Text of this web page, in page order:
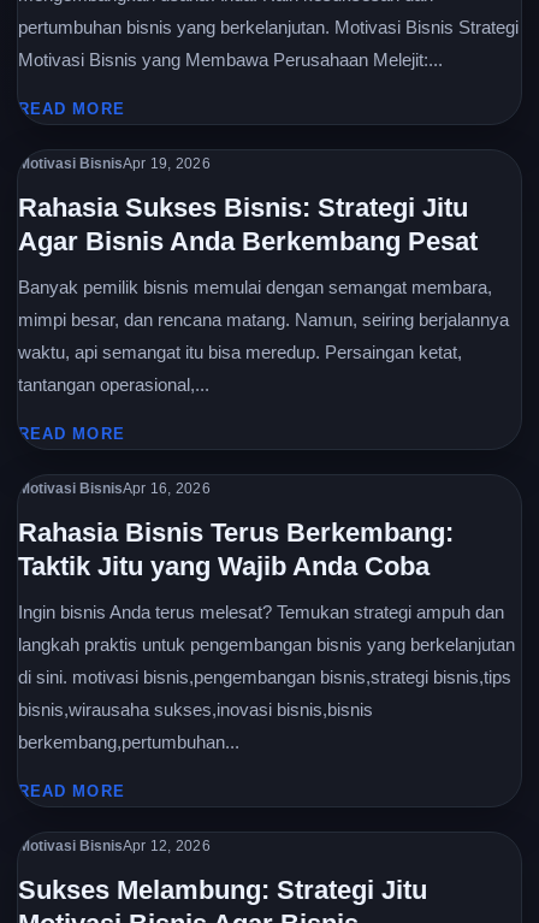
pertumbuhan bisnis yang berkelanjutan. Motivasi Bisnis Strategi
Motivasi Bisnis yang Membawa Perusahaan Melejit:...
READ MORE
Motivasi BisnisApr 19, 2026
Rahasia Sukses Bisnis: Strategi Jitu
Agar Bisnis Anda Berkembang Pesat
Banyak pemilik bisnis memulai dengan semangat membara,
mimpi besar, dan rencana matang. Namun, seiring berjalannya
waktu, api semangat itu bisa meredup. Persaingan ketat,
tantangan operasional,...
READ MORE
Motivasi BisnisApr 16, 2026
Rahasia Bisnis Terus Berkembang:
Taktik Jitu yang Wajib Anda Coba
Ingin bisnis Anda terus melesat? Temukan strategi ampuh dan
langkah praktis untuk pengembangan bisnis yang berkelanjutan
di sini. motivasi bisnis,pengembangan bisnis,strategi bisnis,tips
bisnis,wirausaha sukses,inovasi bisnis,bisnis
berkembang,pertumbuhan...
READ MORE
Motivasi BisnisApr 12, 2026
Sukses Melambung: Strategi Jitu